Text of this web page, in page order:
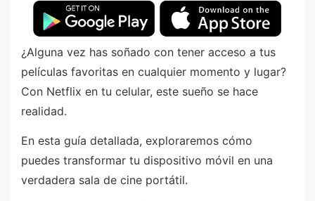
¿Alguna vez has soñado con tener acceso a tus
películas favoritas en cualquier momento y lugar?
Con Netflix en tu celular, este sueño se hace
realidad.
En esta guía detallada, exploraremos cómo
puedes transformar tu dispositivo móvil en una
verdadera sala de cine portátil.